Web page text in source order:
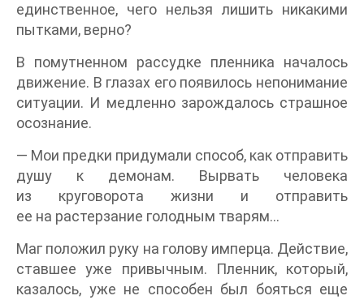
единственное, чего нельзя лишить никакими
пытками, верно?
В помутненном рассудке пленника началось
движение. В глазах его появилось непонимание
ситуации. И медленно зарождалось страшное
осознание.
— Мои предки придумали способ, как отправить
душу к демонам. Вырвать человека
из круговорота жизни и отправить
ее на растерзание голодным тварям…
Маг положил руку на голову имперца. Действие,
ставшее уже привычным. Пленник, который,
казалось, уже не способен был бояться еще